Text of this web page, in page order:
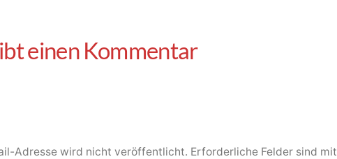
Adresse wird nicht veröffentlicht. Erforderliche Felder sind mit